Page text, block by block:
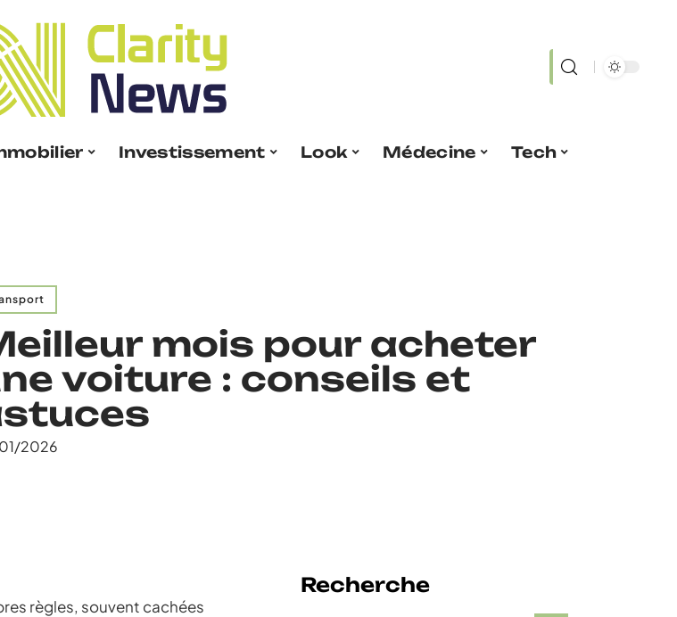
Investissement Look Médecine
Tech
mois pour acheter
voiture : conseils et
2026
règles, souvent cachées
Recherche